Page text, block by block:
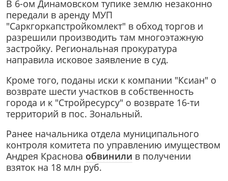
В 6-ом Динамовском тупике землю незаконно
передали в аренду МУП
"Саркгоркапстройкомлект" в обход торгов и
разрешили производить там многоэтажную
застройку. Региональная прокуратура
направила исковое заявление в суд.
Кроме того, поданы иски к компании "Ксиан" о
возврате шести участков в собственность
города и к "Стройресурсу" о возврате 16-ти
территорий в пос. Зональный.
Ранее начальника отдела муниципального
контроля комитета по управлению имуществом
Андрея Краснова обвинили в получении
взяток на 18 млн руб.